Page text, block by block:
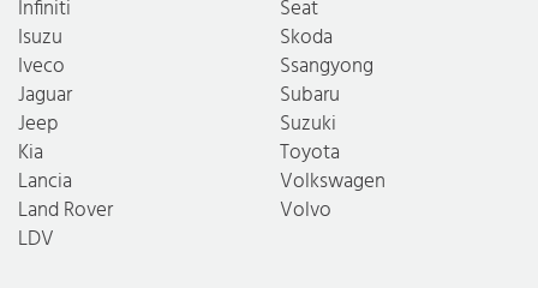
Infiniti
Isuzu
Iveco
Jaguar
Jeep
Kia
Lancia
Land Rover
LDV
Seat
Skoda
Ssangyong
Subaru
Suzuki
Toyota
Volkswagen
Volvo